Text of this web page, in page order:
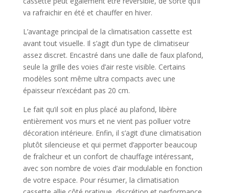
va rafraichir en été et chauffer en hiver.
L’avantage principal de la climatisation cassette est
avant tout visuelle. Il s’agit d’un type de climatiseur
assez discret. Encastré dans une dalle de faux plafond,
seule la grille des voies d’air reste visible. Certains
modèles sont même ultra compacts avec une
épaisseur n’excédant pas 20 cm.
Le fait qu’il soit en plus placé au plafond, libère
entièrement vos murs et ne vient pas polluer votre
décoration intérieure. Enfin, il s’agit d’une climatisation
plutôt silencieuse et qui permet d’apporter beaucoup
de fraîcheur et un confort de chauffage intéressant,
avec son nombre de voies d’air modulable en fonction
de votre espace. Pour résumer, la climatisation